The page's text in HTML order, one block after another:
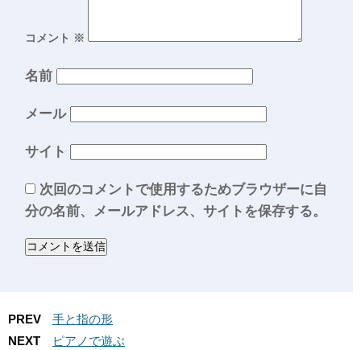
コメント ※
名前
メール
サイト
次回のコメントで使用するためブラウザーに自
分の名前、メールアドレス、サイトを保存する。
PREV
手と指の形
NEXT
ピアノで遊ぶ